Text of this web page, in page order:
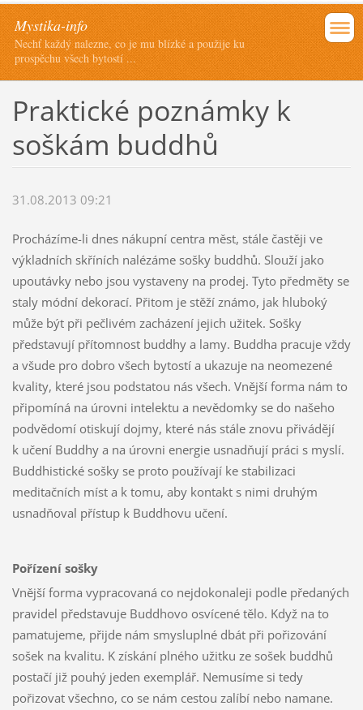
Mystika-info
Nechť každý nalezne, co je mu blízké a použije ku
prospěchu všech bytostí ...
Praktické poznámky k
soškám buddhů
31.08.2013 09:21
Procházíme-li dnes nákupní centra měst, stále častěji ve
výkladních skříních nalézáme sošky buddhů. Slouží jako
upoutávky nebo jsou vystaveny na prodej. Tyto předměty se
staly módní dekorací. Přitom je stěží známo, jak hluboký
může být při pečlivém zacházení jejich užitek. Sošky
představují přítomnost buddhy a lamy. Buddha pracuje vždy
a všude pro dobro všech bytostí a ukazuje na neomezené
kvality, které jsou podstatou nás všech. Vnější forma nám to
připomíná na úrovni intelektu a nevědomky se do našeho
podvědomí otiskují dojmy, které nás stále znovu přivádějí
k učení Buddhy a na úrovni energie usnadňují práci s myslí.
Buddhistické sošky se proto používají ke stabilizaci
meditačních míst a k tomu, aby kontakt s nimi druhým
usnadňoval přístup k Buddhovu učení.
Pořízení sošky
Vnější forma vypracovaná co nejdokonaleji podle předaných
pravidel představuje Buddhovo osvícené tělo. Když na to
pamatujeme, přijde nám smysluplné dbát při pořizování
sošek na kvalitu. K získání plného užitku ze sošek buddhů
postačí již pouhý jeden exemplář. Nemusíme si tedy
pořizovat všechno, co se nám cestou zalíbí nebo namane.